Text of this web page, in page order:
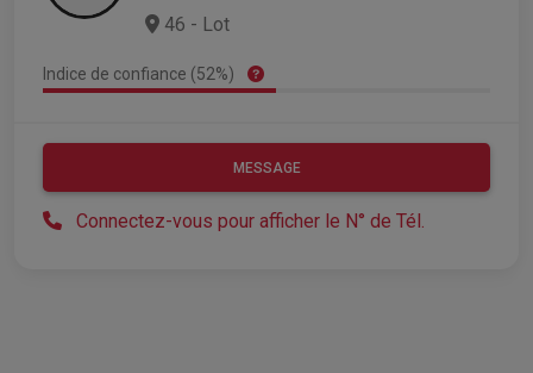
46 - Lot
Indice de confiance (52%)
MESSAGE
Connectez-vous pour afficher le N° de Tél.